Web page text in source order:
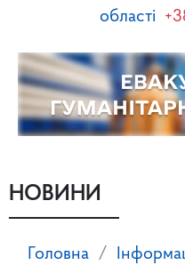
області
НОВИНИ
Головна